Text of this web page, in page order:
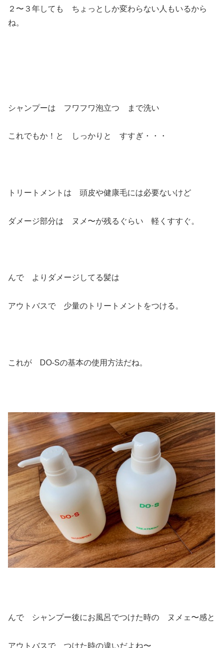
２〜３年しても ちょっとしか変わらない人もいるから
ね。
シャンプーは フワフワ泡立つ まで洗い
これでもか！と しっかりと すすぎ・・・
トリートメントは 頭皮や健康毛には必要ないけど
ダメージ部分は ヌメ〜が残るぐらい 軽くすすぐ。
んで よりダメージしてる髪は
アウトバスで 少量のトリートメントをつける。
これが DO-Sの基本の使用方法だね。
んで シャンプー後にお風呂でつけた時の ヌメェ〜感と
アウトバスで つけた時の違いだよね〜